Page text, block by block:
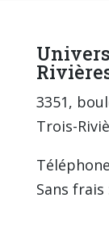
3351,
Trois-
Sans frais